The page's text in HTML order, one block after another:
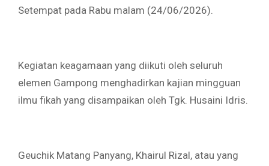
Setempat pada Rabu malam (24/06/2026).
‎Kegiatan keagamaan yang diikuti oleh seluruh
elemen Gampong menghadirkan kajian mingguan
ilmu fikah yang disampaikan oleh Tgk. Husaini Idris.
‎Geuchik Matang Panyang, Khairul Rizal, atau yang